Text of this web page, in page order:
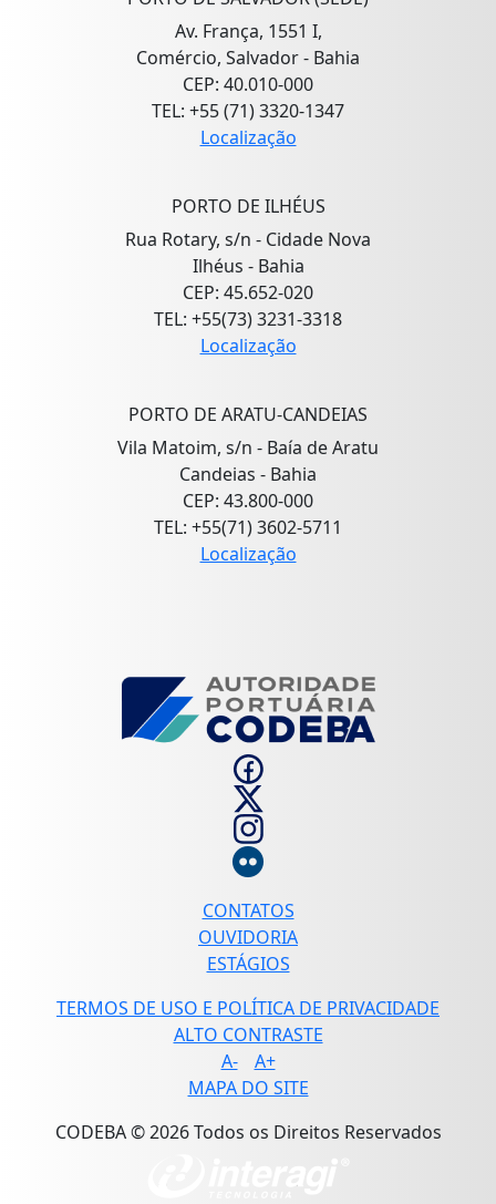
Av. França, 1551 I,
Comércio, Salvador - Bahia
CEP: 40.010-000
TEL: +55 (71) 3320-1347
Localização
PORTO DE ILHÉUS
Rua Rotary, s/n - Cidade Nova
Ilhéus - Bahia
CEP: 45.652-020
TEL: +55(73) 3231-3318
Localização
PORTO DE ARATU-CANDEIAS
Vila Matoim, s/n - Baía de Aratu
Candeias - Bahia
CEP: 43.800-000
TEL: +55(71) 3602-5711
Localização
CONTATOS
OUVIDORIA
ESTÁGIOS
TERMOS DE USO E POLÍTICA DE PRIVACIDADE
ALTO CONTRASTE
A-
A+
MAPA DO SITE
CODEBA © 2026 Todos os Direitos Reservados